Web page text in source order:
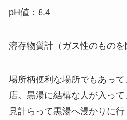
pH値：8.4
溶存物質計（ガス性のもの
場所柄便利な場所でもあっ
店。黒湯に結構な人が入っ
見計らって黒湯へ浸かりに行